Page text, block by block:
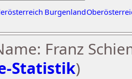
Burgenland
Franz
Statistik)